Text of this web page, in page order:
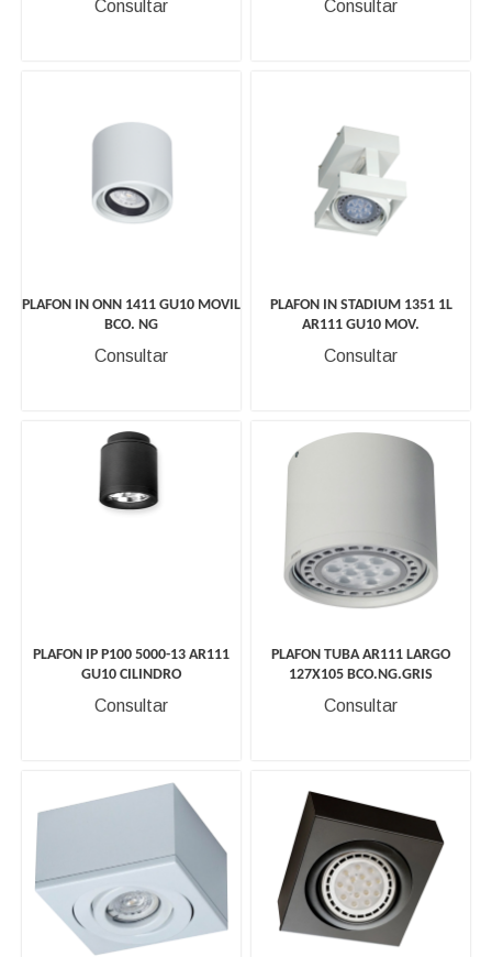
Consultar Consultar
PLAFON IN ONN 1411 GU10 MOVIL
BCO. NG
Consultar
PLAFON IN STADIUM 1351 1L
AR111 GU10 MOV.
Consultar
PLAFON IP P100 5000-13 AR111
GU10 CILINDRO
Consultar
PLAFON TUBA AR111 LARGO
127X105 BCO.NG.GRIS
Consultar